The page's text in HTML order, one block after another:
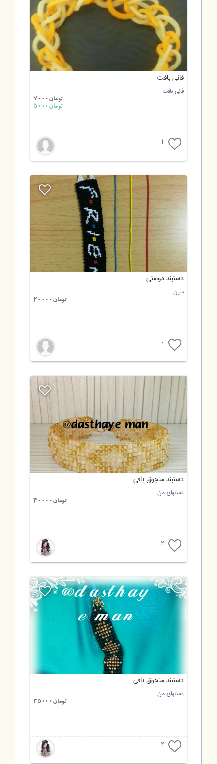
فانی بافت
فانی بافت
تومان7000
تومان5000
1
دستبند دوستی
سین
تومان20000
0
دستبند منجوق بافی
دستهای من
تومان30000
2
دستبند منجوق بافی
دستهای من
تومان25000
2